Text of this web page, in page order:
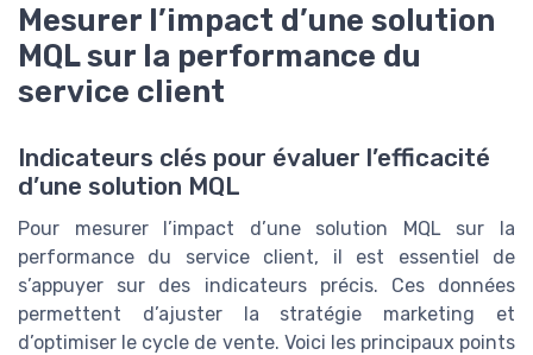
Mesurer l’impact d’une solution
MQL sur la performance du
service client
Indicateurs clés pour évaluer l’efficacité
d’une solution MQL
Pour mesurer l’impact d’une solution MQL sur la
performance du service client, il est essentiel de
s’appuyer sur des indicateurs précis. Ces données
permettent d’ajuster la stratégie marketing et
d’optimiser le cycle de vente. Voici les principaux points